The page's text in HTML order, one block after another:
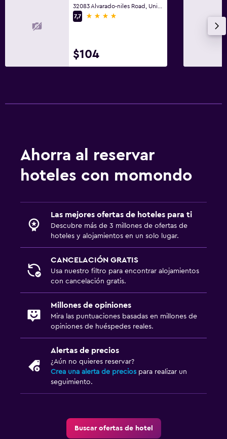
7,7
4 estrellas
$104
Ahorra al reservar
hoteles con momondo
Las mejores ofertas de hoteles para ti
Descubre más de 3 millones de ofertas de
hoteles y alojamientos en un solo lugar.
CANCELACIÓN GRATIS
Usa nuestro filtro para encontrar alojamientos
con cancelación gratis.
Millones de opiniones
Mira las puntuaciones basadas en millones de
opiniones de huéspedes reales.
Alertas de precios
¿Aún no quieres reservar?
Crea una alerta de precios para realizar un
seguimiento.
Buscar ofertas de hotel